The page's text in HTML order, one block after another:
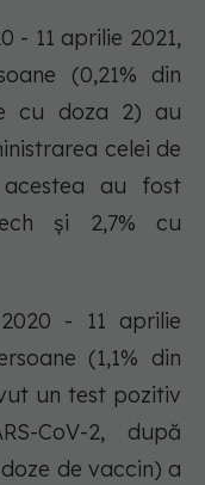
- 11 aprilie 2021,
(0,21% din
cu doza 2) au
celei de
au fost
și 2,7% cu
- 11 aprilie
(1,1% din
un test pozitiv
CoV-2, după
de vaccin) a